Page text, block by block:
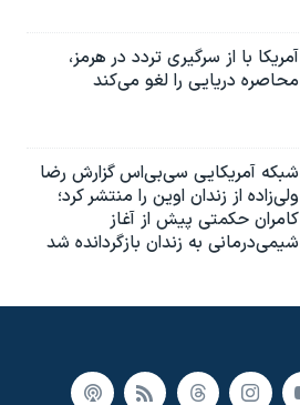
آمریکا با از سرگیری تردد در هرمز،
محاصره دریایی را لغو می‌کند
شبکه آمریکایی سی‌بی‌‌اس گزارش رضا
ولی‌زاده از زندان اوین را منتشر کرد؛
کامران حکمتی پیش از آغاز
شیمی‌درمانی به زندان بازگردانده شد